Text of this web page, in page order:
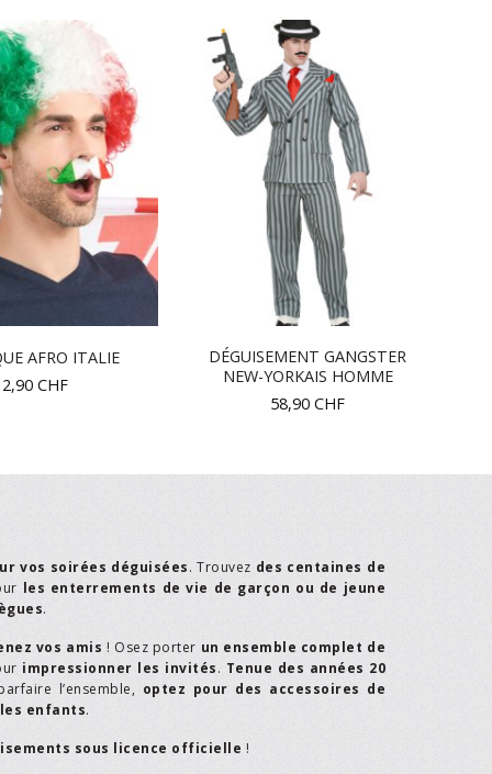
AFRO ITALIE
CHF
DÉGUISEMENT GANGSTER
NEW-YORKAIS HOMME
58,90 CHF
vos soirées déguisées. Trouvez des centaines de
les enterrements de vie de garçon ou de jeune
.
vos amis ! Osez porter un ensemble complet de
impressionner les invités. Tenue des années 20
l’ensemble, optez pour des accessoires de
les enfants.
sous licence officielle !